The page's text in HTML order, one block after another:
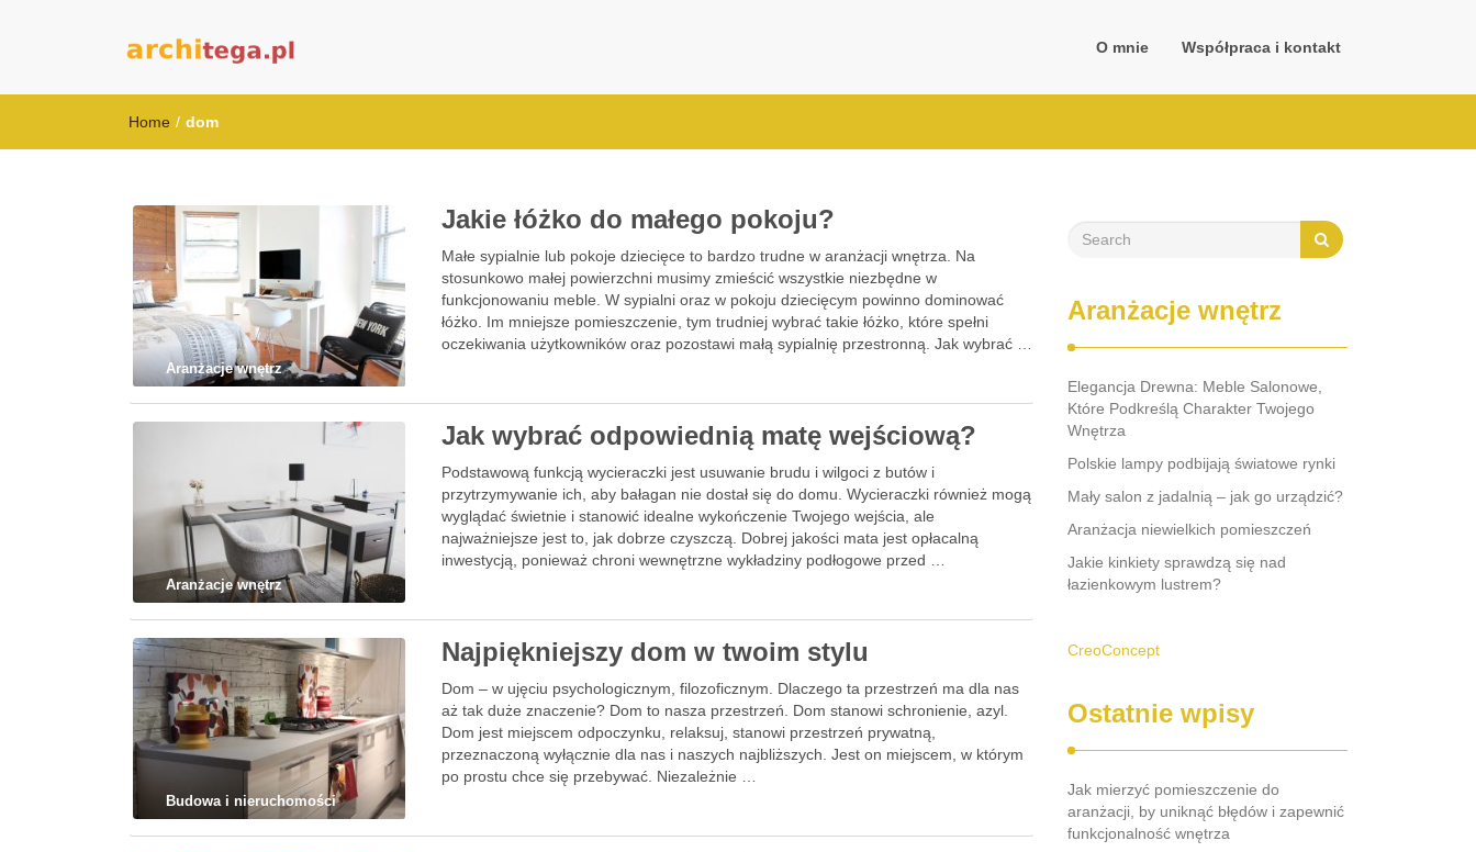
O mnie Współpraca i kontakt
Home / dom
Aranżacje wnętrz
Jakie łóżko do małego pokoju?
Małe sypialnie lub pokoje dziecięce to bardzo trudne w aranżacji wnętrza. Na
stosunkowo małej powierzchni musimy zmieścić wszystkie niezbędne w
funkcjonowaniu meble. W sypialni oraz w pokoju dziecięcym powinno dominować
łóżko. Im mniejsze pomieszczenie, tym trudniej wybrać takie łóżko, które spełni
oczekiwania użytkowników oraz pozostawi małą sypialnię przestronną. Jak wybrać …
Aranżacje wnętrz
Jak wybrać odpowiednią matę wejściową?
Podstawową funkcją wycieraczki jest usuwanie brudu i wilgoci z butów i
przytrzymywanie ich, aby bałagan nie dostał się do domu. Wycieraczki również mogą
wyglądać świetnie i stanowić idealne wykończenie Twojego wejścia, ale
najważniejsze jest to, jak dobrze czyszczą. Dobrej jakości mata jest opłacalną
inwestycją, ponieważ chroni wewnętrzne wykładziny podłogowe przed …
Budowa i nieruchomości
Najpiękniejszy dom w twoim stylu
Dom – w ujęciu psychologicznym, filozoficznym. Dlaczego ta przestrzeń ma dla nas
aż tak duże znaczenie? Dom to nasza przestrzeń. Dom stanowi schronienie, azyl.
Dom jest miejscem odpoczynku, relaksuj, stanowi przestrzeń prywatną,
przeznaczoną wyłącznie dla nas i naszych najbliższych. Jest on miejscem, w którym
po prostu chce się przebywać. Niezależnie …
Aranżacje wnętrz
Elegancja Drewna: Meble Salonowe,
Które Podkreślą Charakter Twojego
Wnętrza
Polskie lampy podbijają światowe rynki
Mały salon z jadalnią – jak go urządzić?
Aranżacja niewielkich pomieszczeń
Jakie kinkiety sprawdzą się nad
łazienkowym lustrem?
CreoConcept
Ostatnie wpisy
Jak mierzyć pomieszczenie do
aranżacji, by uniknąć błędów i zapewnić
funkcjonalność wnętrza